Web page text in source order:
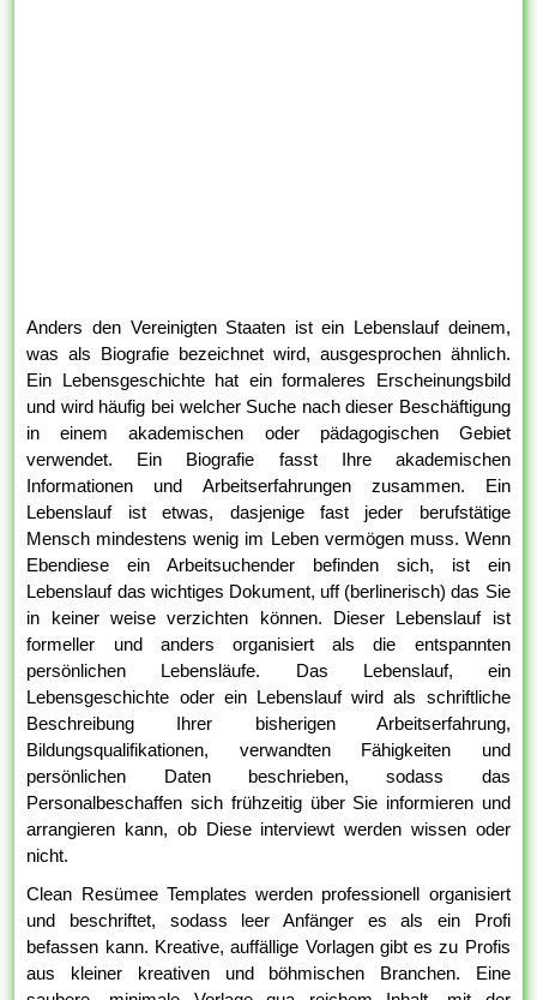
Anders den Vereinigten Staaten ist ein Lebenslauf deinem,
was als Biografie bezeichnet wird, ausgesprochen ähnlich.
Ein Lebensgeschichte hat ein formaleres Erscheinungsbild
und wird häufig bei welcher Suche nach dieser Beschäftigung
in einem akademischen oder pädagogischen Gebiet
verwendet. Ein Biografie fasst Ihre akademischen
Informationen und Arbeitserfahrungen zusammen. Ein
Lebenslauf ist etwas, dasjenige fast jeder berufstätige
Mensch mindestens wenig im Leben vermögen muss. Wenn
Ebendiese ein Arbeitsuchender befinden sich, ist ein
Lebenslauf das wichtiges Dokument, uff (berlinerisch) das Sie
in keiner weise verzichten können. Dieser Lebenslauf ist
formeller und anders organisiert als die entspannten
persönlichen Lebensläufe. Das Lebenslauf, ein
Lebensgeschichte oder ein Lebenslauf wird als schriftliche
Beschreibung Ihrer bisherigen Arbeitserfahrung,
Bildungsqualifikationen, verwandten Fähigkeiten und
persönlichen Daten beschrieben, sodass das
Personalbeschaffen sich frühzeitig über Sie informieren und
arrangieren kann, ob Diese interviewt werden wissen oder
nicht.
Clean Resümee Templates werden professionell organisiert
und beschriftet, sodass leer Anfänger es als ein Profi
befassen kann. Kreative, auffällige Vorlagen gibt es zu Profis
aus kleiner kreativen und böhmischen Branchen. Eine